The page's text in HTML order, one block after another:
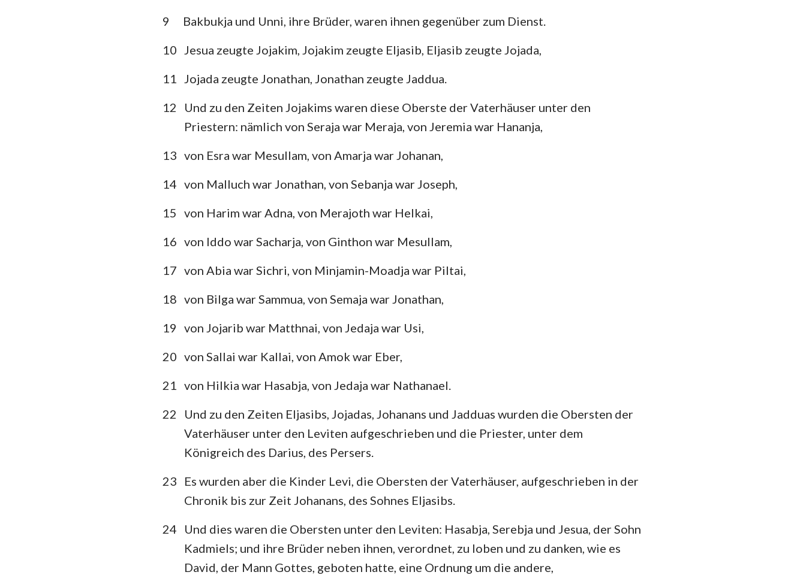
Klagelieder Hesekiel
Daniel Hosea
Joel Amos
Obadja Jona
Micha Nahum
Habakuk Zephanja
Haggai Sacharja
Maleachi
3. Johannes Judas
Offenbarung
9
Bakbukja und Unni, ihre Brüder, waren ihnen gegenüber zum Dienst.
10 Jesua zeugte Jojakim, Jojakim zeugte Eljasib, Eljasib zeugte Jojada,
11 Jojada zeugte Jonathan, Jonathan zeugte Jaddua.
12
Und zu den Zeiten Jojakims waren diese Oberste der Vaterhäuser unter den
Priestern: nämlich von Seraja war Meraja, von Jeremia war Hananja,
13 von Esra war Mesullam, von Amarja war Johanan,
14 von Malluch war Jonathan, von Sebanja war Joseph,
15 von Harim war Adna, von Merajoth war Helkai,
16 von Iddo war Sacharja, von Ginthon war Mesullam,
17 von Abia war Sichri, von Minjamin-Moadja war Piltai,
18 von Bilga war Sammua, von Semaja war Jonathan,
19 von Jojarib war Matthnai, von Jedaja war Usi,
20 von Sallai war Kallai, von Amok war Eber,
21 von Hilkia war Hasabja, von Jedaja war Nathanael.
22
Und zu den Zeiten Eljasibs, Jojadas, Johanans und Jadduas wurden die Obersten der
Vaterhäuser unter den Leviten aufgeschrieben und die Priester, unter dem
Königreich des Darius, des Persers.
23
Es wurden aber die Kinder Levi, die Obersten der Vaterhäuser, aufgeschrieben in der
Chronik bis zur Zeit Johanans, des Sohnes Eljasibs.
24
Und dies waren die Obersten unter den Leviten: Hasabja, Serebja und Jesua, der Sohn
Kadmiels; und ihre Brüder neben ihnen, verordnet, zu loben und zu danken, wie es
David, der Mann Gottes, geboten hatte, eine Ordnung um die andere,